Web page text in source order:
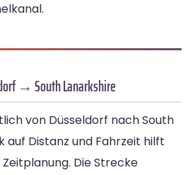
→ South Lanarkshire
von Düsseldorf nach South
auf Distanz und Fahrzeit hilft
Die Strecke